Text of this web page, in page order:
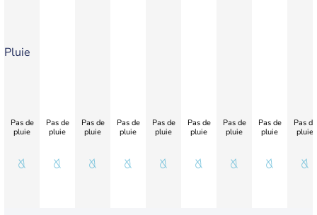
Pluie
Pas de
pluie
Pas de
pluie
Pas de
pluie
Pas de
pluie
Pas de
pluie
Pas de
pluie
Pas de
pluie
Pas de
pluie
Pas de
pluie